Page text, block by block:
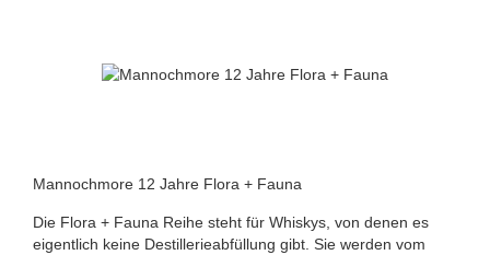
Mannochmore 12 Jahre Flora + Fauna
Die Flora + Fauna Reihe steht für Whiskys, von denen es
eigentlich keine Destillerieabfüllung gibt. Sie werden vom